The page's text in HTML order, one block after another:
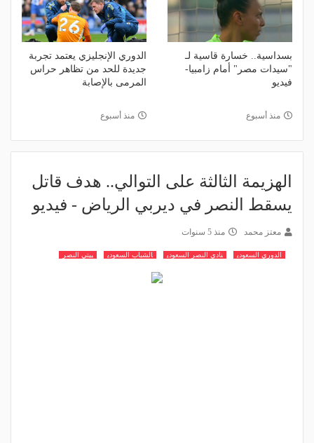
بسداسية.. خسارة قاسية لـ
"سيدات مصر" أمام زامبيا-
فيديو
منذ أسبوع
الدوري الإنجليزي يعتمد تجربة
جديدة للحد من تظاهر حراس
المرمى بالإصابة
منذ أسبوع
الهزيمة الثالثة على التوالي.. هدف قاتل
يسقط النصر في ديربي الرياض - فيديو
معتز محمد منذ 5 سنوات
الدوري السعودي نادي النصر السعودي الشباب السعودي بيتي النصر